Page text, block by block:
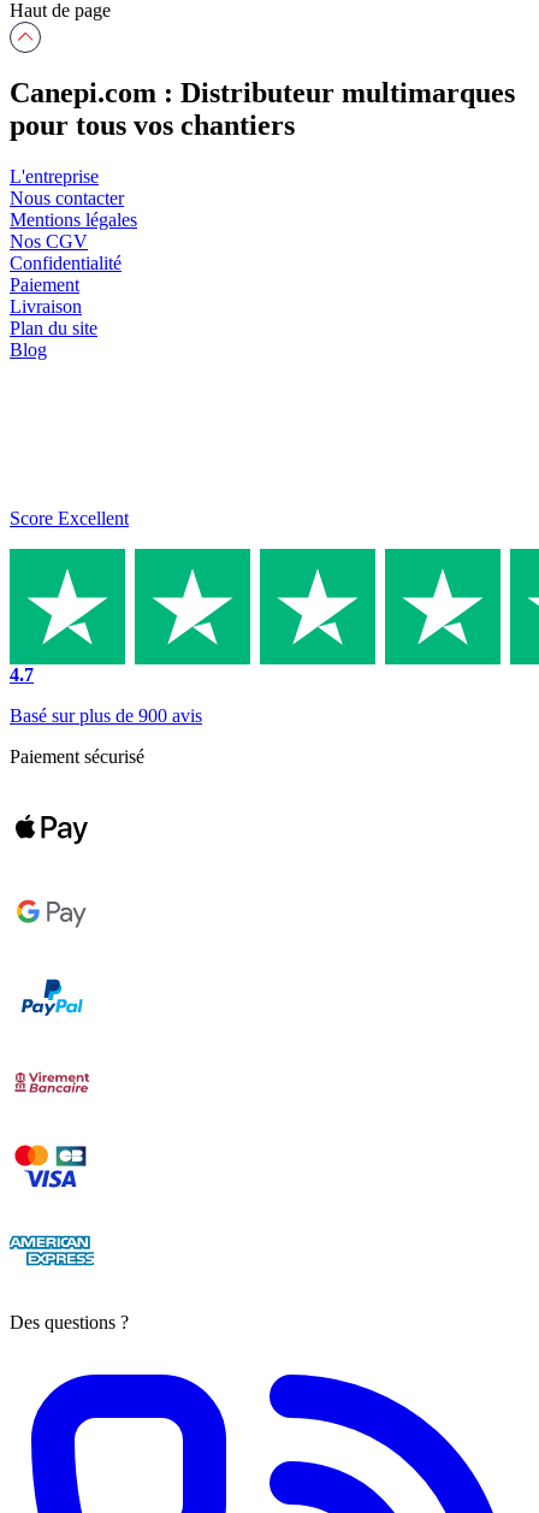
Haut de page
Canepi.com : Distributeur multimarques
pour tous vos chantiers
L'entreprise
Nous contacter
Mentions légales
Nos CGV
Confidentialité
Paiement
Livraison
Plan du site
Blog
Score Excellent
4.7
Basé sur plus de 900 avis
Paiement sécurisé
Des questions ?